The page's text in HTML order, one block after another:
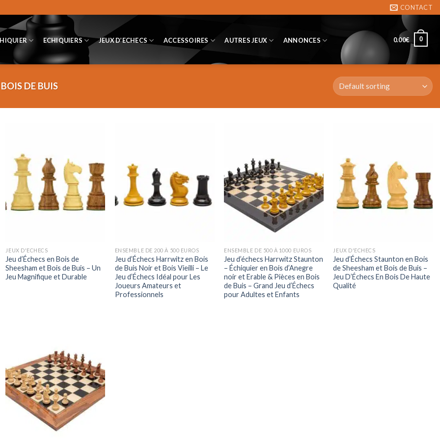
CONTACT
ECHIQUIERS JEUX D’ECHECS ACCESSOIRES AUTRES JEUX ANNONCES 0.00€ 0
BOIS DE BUIS
JEUX D'ECHECS
Jeu d’Échecs en Bois de
Sheesham et Bois de Buis – Un
Jeu Magnifique et Durable
ENSEMBLE DE 200 À 500 EUROS
Jeu d’Échecs Harrwitz en Bois
de Buis Noir et Bois Vieilli – Le
Jeu d’Échecs Idéal pour Les
Joueurs Amateurs et
Professionnels
ENSEMBLE DE 500 À 1000 EUROS
Jeu d’échecs Harrwitz Staunton
– Échiquier en Bois d’Anegre
noir et Erable & Pièces en Bois
de Buis – Grand Jeu d’Échecs
pour Adultes et Enfants
JEUX D'ECHECS
Jeu d’Échecs Staunton en Bois
de Sheesham et Bois de Buis –
Jeu D’Échecs En Bois De Haute
Qualité